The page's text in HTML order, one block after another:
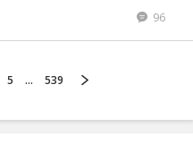
96
5 ... 539